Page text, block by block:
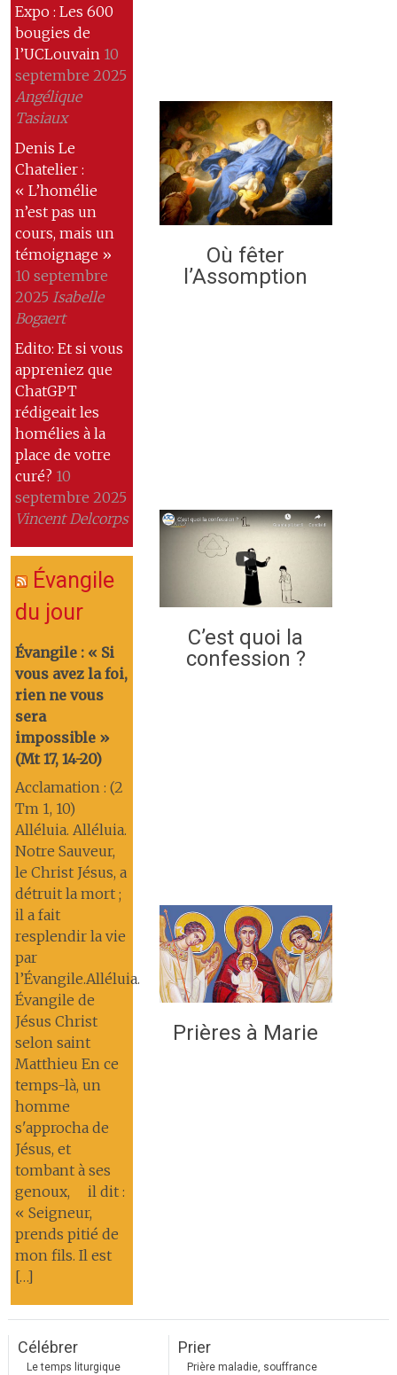
Expo : Les 600
bougies de
l’UCLouvain 10
septembre 2025
Angélique
Tasiaux
Denis Le
Chatelier :
« L’homélie
n’est pas un
cours, mais un
témoignage »
10 septembre
2025 Isabelle
Bogaert
Edito: Et si vous
appreniez que
ChatGPT
rédigeait les
homélies à la
place de votre
curé? 10
septembre 2025
Vincent Delcorps
Évangile
du jour
Évangile : « Si
vous avez la foi,
rien ne vous
sera
impossible »
(Mt 17, 14-20)
Acclamation : (2
Tm 1, 10)
Alléluia. Alléluia.
Notre Sauveur,
le Christ Jésus, a
détruit la mort ;
il a fait
resplendir la vie
par
l’Évangile.Alléluia.
Évangile de
Jésus Christ
selon saint
Matthieu En ce
temps-là, un
homme
s'approcha de
Jésus, et
tombant à ses
genoux, il dit :
« Seigneur,
prends pitié de
mon fils. Il est
[…]
Où fêter
l’Assomption
C’est quoi la
confession ?
Prières à Marie
Célébrer
Le temps liturgique
Prier
Prière maladie, souffrance